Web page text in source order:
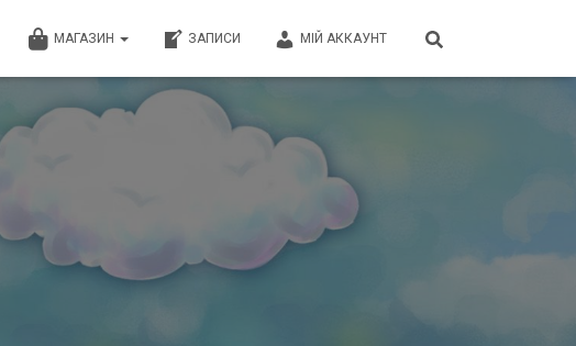
МАГАЗИН ЗАПИСИ МІЙ АККАУНТ